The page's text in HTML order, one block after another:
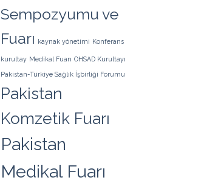
Sempozyumu ve
Fuarı
kaynak yönetimi Konferans
kurultay Medikal Fuarı OHSAD Kurultayı
Pakistan-Türkiye Sağlık İşbirliği Forumu
Pakistan
Komzetik Fuarı
Pakistan
Medikal Fuarı